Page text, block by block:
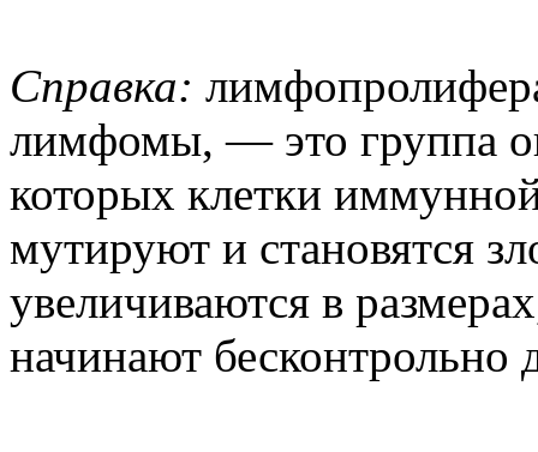
Справка:
лимфомы, — это группа
которых клетки
мутируют и становятся
увеличиваются в
начинают бесконтрольно